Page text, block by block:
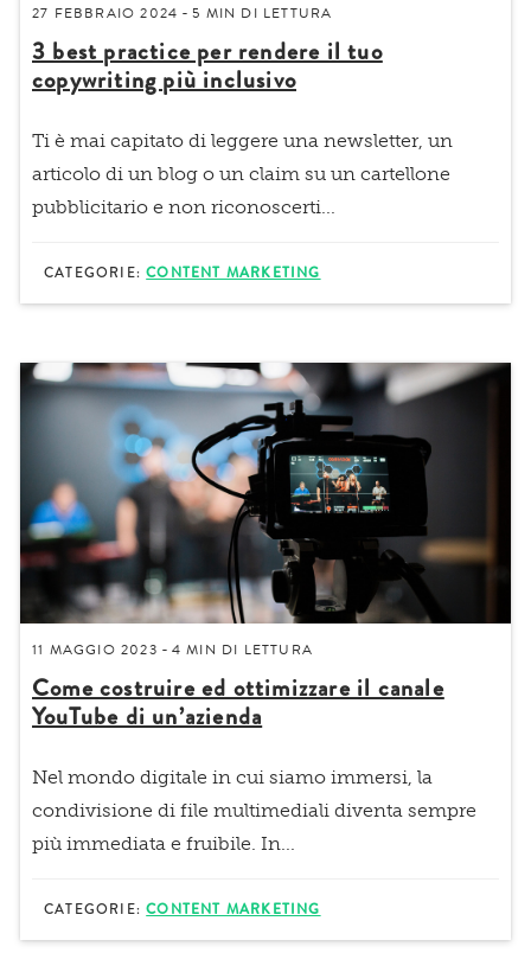
27 FEBBRAIO 2024 -5 MIN DI LETTURA
3 best practice per rendere il tuo
copywriting più inclusivo
Ti è mai capitato di leggere una newsletter, un
articolo di un blog o un claim su un cartellone
pubblicitario e non riconoscerti...
CATEGORIE:CONTENT MARKETING
11 MAGGIO 2023 - 4 MIN DI LETTURA
Come costruire ed ottimizzare il canale
YouTube di un’azienda
Nel mondo digitale in cui siamo immersi, la
condivisione di file multimediali diventa sempre
più immediata e fruibile. In...
CATEGORIE:CONTENT MARKETING